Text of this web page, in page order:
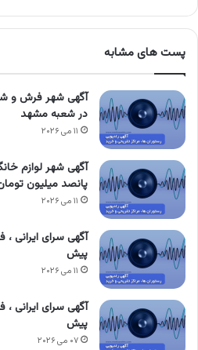
پست های مشابه
آگهی شهر فرش و
در شعبه مشهد
۱۱ می ۲۰۲۶
آگهی شهر لوازم
پانصد میلیون
۱۱ می ۲۰۲۶
آگهی سرای
پیش
۱۱ می ۲۰۲۶
آگهی سرای
پیش
۰۷ می ۲۰۲۶